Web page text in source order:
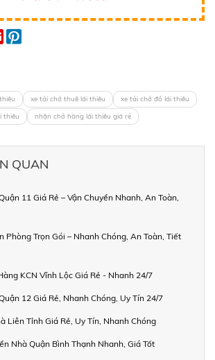
xe tải chở thuê lái thiêu
xe tải chở đồ lái thiêu
thiêu
nhận chở hàng lái thiêu giá rẻ
QUAN
11 Giá Rẻ – Vận Chuyển Nhanh, An Toàn,
Phòng Trọn Gói – Nhanh Chóng, An Toàn, Tiết
KCN Vĩnh Lộc Giá Rẻ - Nhanh 24/7
12 Giá Rẻ, Nhanh Chóng, Uy Tín 24/7
Liên Tỉnh Giá Rẻ, Uy Tín, Nhanh Chóng
Nhà Quận Bình Thạnh Nhanh, Giá Tốt